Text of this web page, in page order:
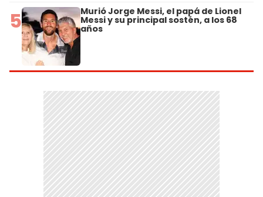
5 Murió Jorge Messi, el papá de Lionel
Messi y su principal sostén, a los 68
años